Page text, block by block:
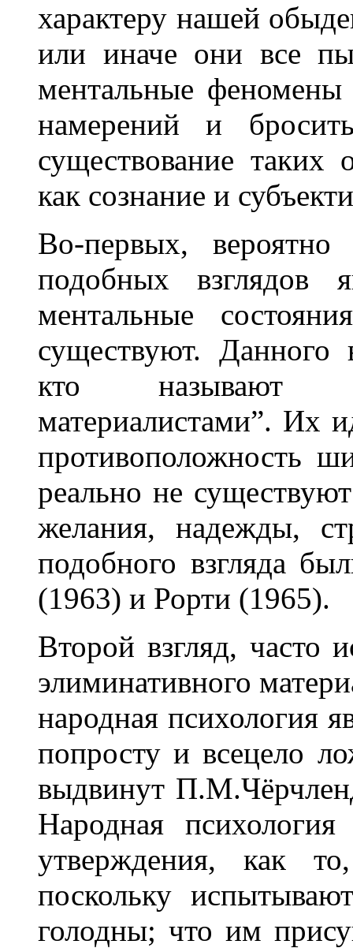
характеру нашей
или иначе они все
ментальные
намерений и
существование таких
как сознание и
Во-первых, вероятно
подобных взглядов
ментальные
существуют. Данного
кто называют
материалистами”. Их
противоположность
реально не
желания, надежды,
подобного взгляда
(1963) и Рорти (1965).
Второй взгляд, часто
элиминативного
народная психология
попросту и всецело
выдвинут
Народная
утверждения, как
поскольку
голодны; что им